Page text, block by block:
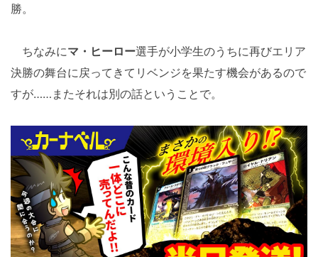
勝。
ちなみにマ・ヒーロー選手が小学生のうちに再びエリア
決勝の舞台に戻ってきてリベンジを果たす機会があるので
すが……またそれは別の話ということで。